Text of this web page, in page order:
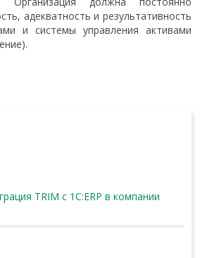
адекватность и результативность
и системы управления активами
TRIM с 1С:ERP в компании